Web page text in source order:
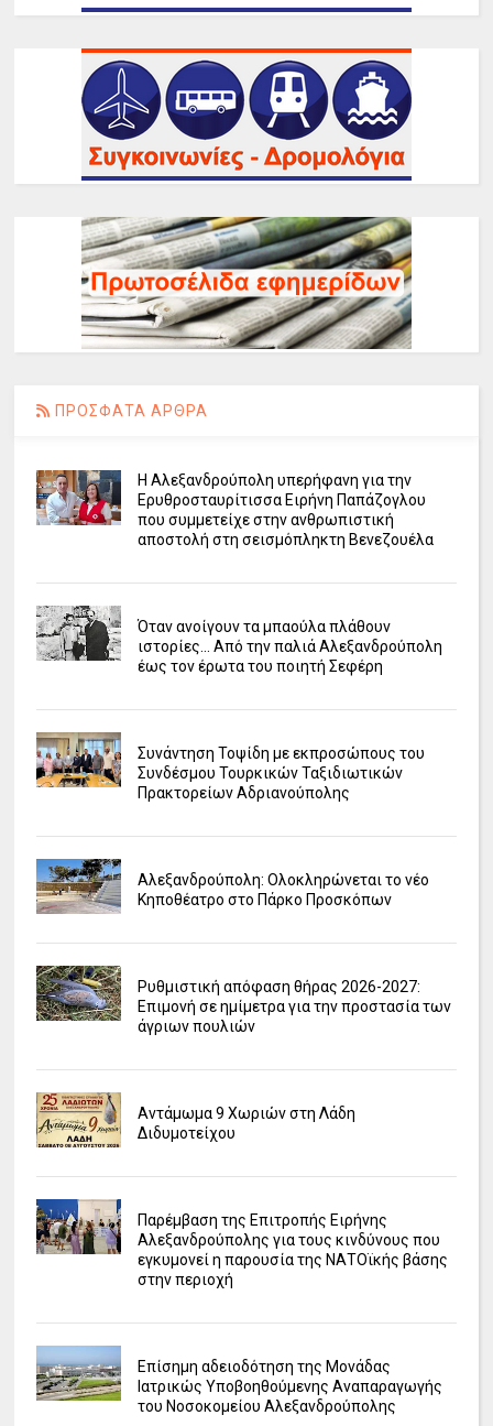
ΠΡΟΣΦΑΤΑ ΑΡΘΡΑ
Η Αλεξανδρούπολη υπερήφανη για την
Ερυθροσταυρίτισσα Ειρήνη Παπάζογλου
που συμμετείχε στην ανθρωπιστική
αποστολή στη σεισμόπληκτη Βενεζουέλα
Όταν ανοίγουν τα μπαούλα πλάθουν
ιστορίες... Από την παλιά Αλεξανδρούπολη
έως τον έρωτα του ποιητή Σεφέρη
Συνάντηση Τοψίδη με εκπροσώπους του
Συνδέσμου Τουρκικών Ταξιδιωτικών
Πρακτορείων Αδριανούπολης
Αλεξανδρούπολη: Ολοκληρώνεται το νέο
Κηποθέατρο στο Πάρκο Προσκόπων
Ρυθμιστική απόφαση θήρας 2026-2027:
Επιμονή σε ημίμετρα για την προστασία των
άγριων πουλιών
Αντάμωμα 9 Χωριών στη Λάδη
Διδυμοτείχου
Παρέμβαση της Επιτροπής Ειρήνης
Αλεξανδρούπολης για τους κινδύνους που
εγκυμονεί η παρουσία της ΝΑΤΟϊκής βάσης
στην περιοχή
Επίσημη αδειοδότηση της Μονάδας
Ιατρικώς Υποβοηθούμενης Αναπαραγωγής
του Νοσοκομείου Αλεξανδρούπολης